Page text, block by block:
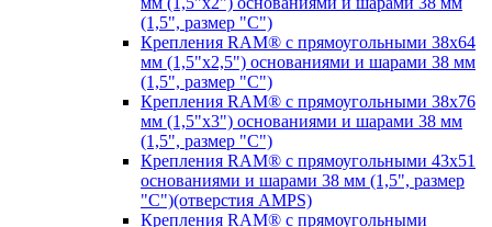
(1,5", размер "C")
Крепления RAM® с прямоугольными 38х64
мм (1,5"х2,5") основаниями и шарами 38 мм
(1,5", размер "C")
Крепления RAM® с прямоугольными 38х76
мм (1,5"х3") основаниями и шарами 38 мм
(1,5", размер "C")
Крепления RAM® с прямоугольными 43х51
основаниями и шарами 38 мм (1,5", размер
"C")(отверстия AMPS)
Крепления RAM® с прямоугольными